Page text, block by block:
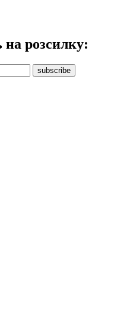
на розсилку:
subscribe